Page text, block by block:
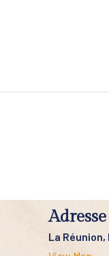
Adresse
La Réunion,